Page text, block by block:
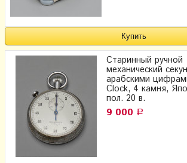
Старинный ручной
механический
арабскими
Clock, 4 камня,
пол. 20 в.
9 000 Р